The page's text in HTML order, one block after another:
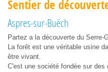
Sentier de
Aspres-sur-Buëch
Partez a la découverte du
La forêt est une véritable usine
être vivant.
C'est une société fondée sur